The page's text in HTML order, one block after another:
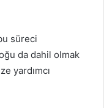
süreci
da dahil olmak
yardımcı